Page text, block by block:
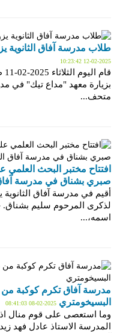
طلاب مدرسة آفاق الثانوية
2025-02-12 10:23:42
بزيارة معهد "مداع تيك" في
متحف...
افتتاح مختبر البحث
صبري بشناق في مدرسة آفاق
لذكرى المرحوم سليم بشناق.
اسمه،...
مدرسة آفاق تكرم كوكبة من
البسيخومتري 2025-02-08 08:41:03
وما استعصى على قوم منال اذا
المدرسة الاستاذ عادل فهد